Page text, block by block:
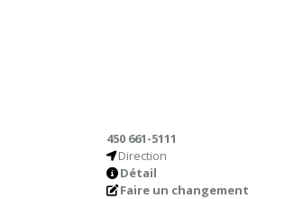
450 661-5111
Direction
Détail
Faire un changement